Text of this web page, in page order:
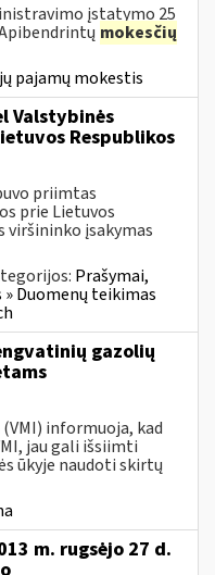
įstatymo 25
mokesčių
pajamų mokestis
Valstybinės
Respublikos
priimtas
prie Lietuvos
įsakymas
Prašymai,
Duomenų teikimas
gazolių
informuoja, kad
jau gali išsiimti
ūkyje naudoti skirtų
m. rugsėjo 27 d.